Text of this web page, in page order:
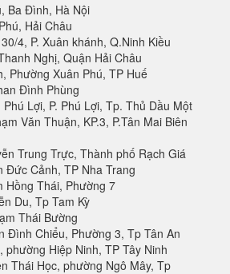
Ba Đình, Hà Nội
Hải Châu
4, P. Xuân khánh, Q.Ninh Kiều
Nghị, Quận Hải Châu
Phường Xuân Phú, TP Huế
Đình Phùng
Lợi, P. Phú Lợi, Tp. Thủ Dầu Một
Văn Thuận, KP.3, P.Tân Mai Biên
Trung Trực, Thành phố Rạch Giá
Đức Cảnh, TP Nha Trang
Hồng Thái, Phường 7
Du, Tp Tam Kỳ
Thái Bường
Đình Chiểu, Phường 3, Tp Tân An
phường Hiệp Ninh, TP Tây Ninh
Thái Học, phường Ngô Mây, Tp